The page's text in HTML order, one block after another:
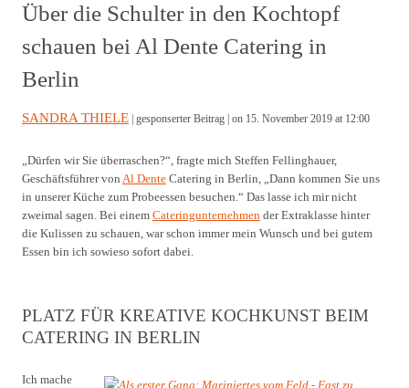
Über die Schulter in den Kochtopf
schauen bei Al Dente Catering in
Berlin
SANDRA THIELE | gesponserter Beitrag | on 15. November 2019 at 12:00
„Dürfen wir Sie überraschen?“, fragte mich Steffen Fellinghauer,
Geschäftsführer von Al Dente Catering in Berlin, „Dann kommen Sie uns
in unserer Küche zum Probeessen besuchen.“ Das lasse ich mir nicht
zweimal sagen. Bei einem Cateringunternehmen der Extraklasse hinter
die Kulissen zu schauen, war schon immer mein Wunsch und bei gutem
Essen bin ich sowieso sofort dabei.
PLATZ FÜR KREATIVE KOCHKUNST BEIM
CATERING IN BERLIN
Ich mache